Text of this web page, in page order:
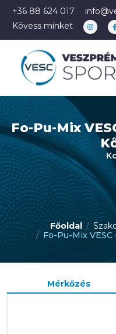
+36 88 624 017
Kövess minket
Fo-Pu-Mix
Főoldal
Fo-Pu-Mix
Mérkőzés